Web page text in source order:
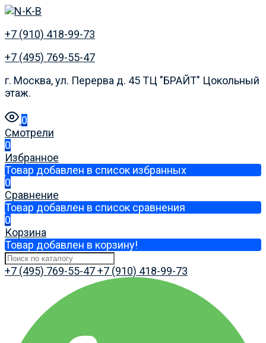
+7 (910) 418-99-73
+7 (495) 769-55-47
г. Москва, ул. Перерва д. 45 ТЦ "БРАЙТ" Цокольный
этаж.
0
Смотрели
0
Избранное
Товар добавлен в список избранных
0
Сравнение
Товар добавлен в список сравнения
0
Корзина
Товар добавлен в корзину!
+7 (495) 769-55-47+7 (910) 418-99-73